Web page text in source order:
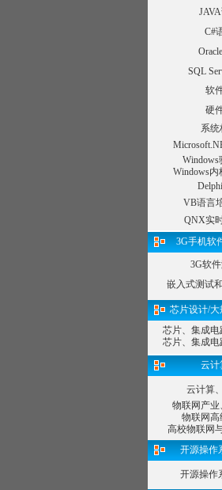
C#
SQL
软
硬
系统
Windows
VB语言
QNX实
3G手机软
3G软
嵌入式测试
芯片设计/
芯片、集成
芯片、集成
云计
云计算
物联网产
物联网高
高校物联网
开源操作
开源操作